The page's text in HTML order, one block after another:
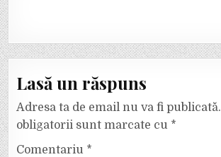
Lasă un răspuns
Adresa ta de email nu va fi publicată.
obligatorii sunt marcate cu *
Comentariu *